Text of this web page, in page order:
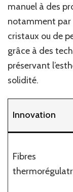
manuel à des
notamment par
cristaux ou de
grâce à des
préservant
solidité.
Innovation
Fibres